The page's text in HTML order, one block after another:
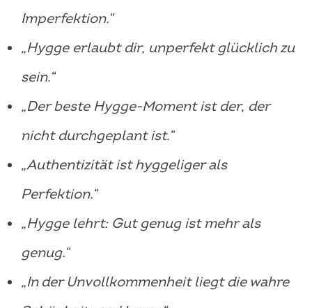
Imperfektion.“
„Hygge erlaubt dir, unperfekt glücklich zu
sein.“
„Der beste Hygge-Moment ist der, der
nicht durchgeplant ist.“
„Authentizität ist hyggeliger als
Perfektion.“
„Hygge lehrt: Gut genug ist mehr als
genug.“
„In der Unvollkommenheit liegt die wahre